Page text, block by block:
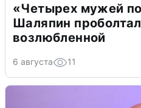
«Четырех мужей
Шаляпин
возлюбленной
6 августа 11